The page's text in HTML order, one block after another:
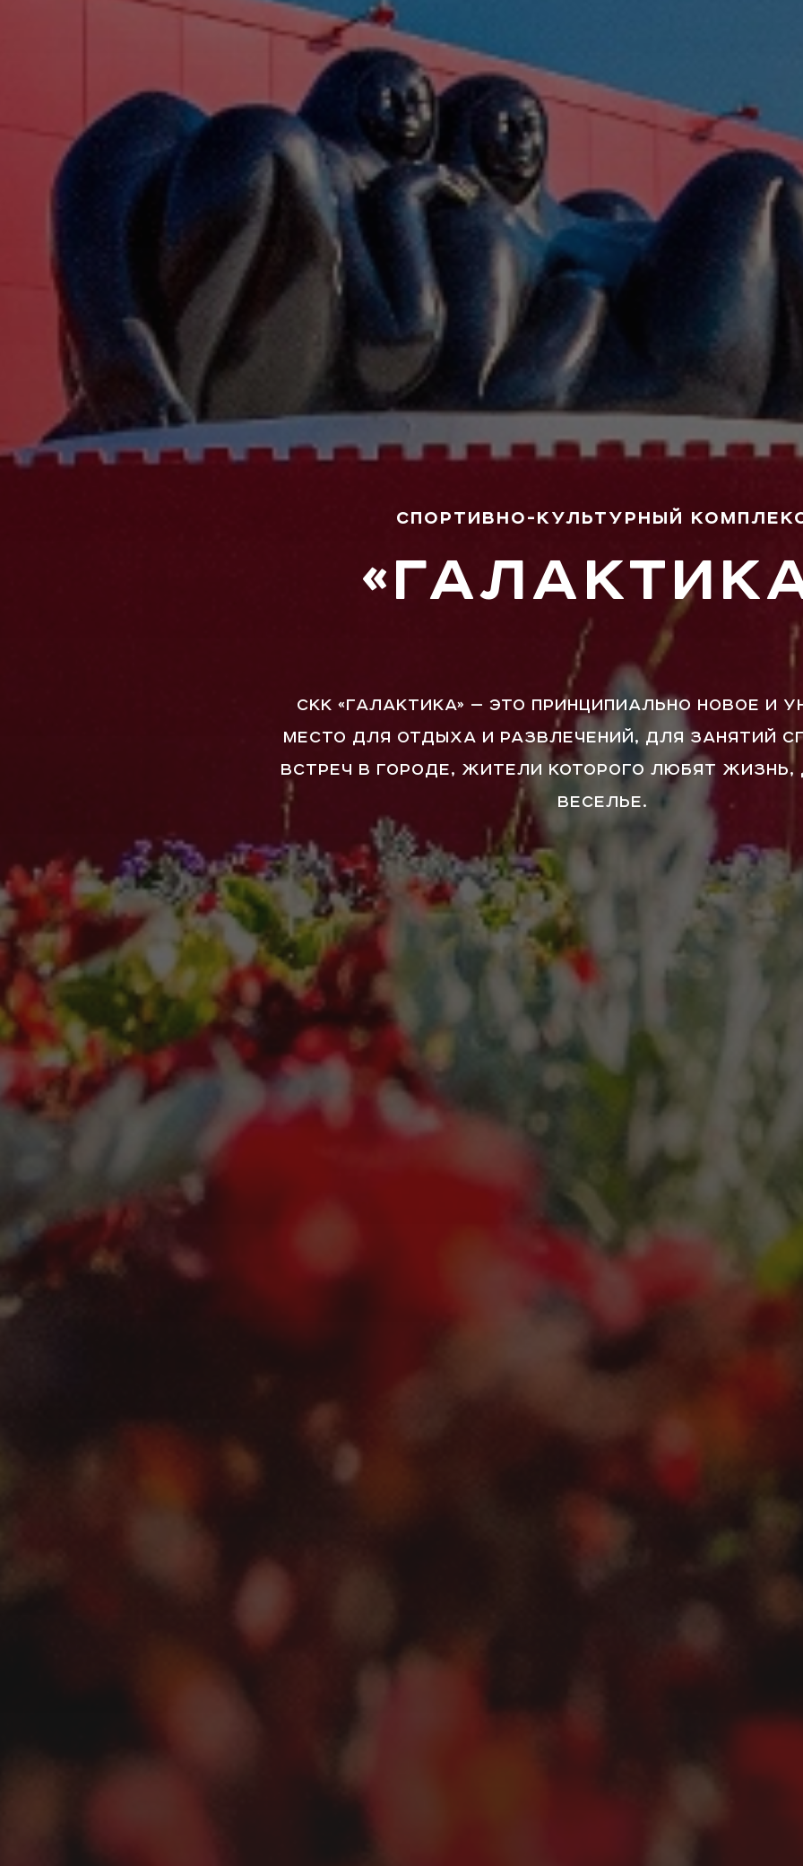
СПОРТИВНО-КУЛЬТУРНЫЙ
СКК «ГАЛАКТИКА» — ЭТО ПРИНЦИПИАЛЬНО НОВОЕ И
МЕСТО ДЛЯ ОТДЫХА И РАЗВЛЕЧЕНИЙ, ДЛЯ ЗАНЯТИЙ
ВСТРЕЧ В ГОРОДЕ, ЖИТЕЛИ КОТОРОГО ЛЮБЯТ
ВЕСЕЛЬЕ.